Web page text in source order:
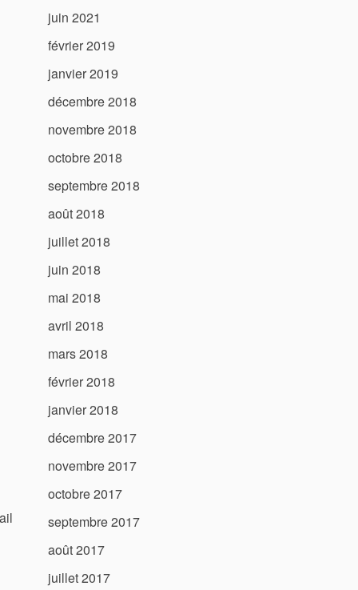
juin 2021
février 2019
janvier 2019
décembre 2018
novembre 2018
octobre 2018
septembre 2018
août 2018
juillet 2018
juin 2018
mai 2018
avril 2018
mars 2018
février 2018
janvier 2018
décembre 2017
novembre 2017
octobre 2017
septembre 2017
août 2017
juillet 2017